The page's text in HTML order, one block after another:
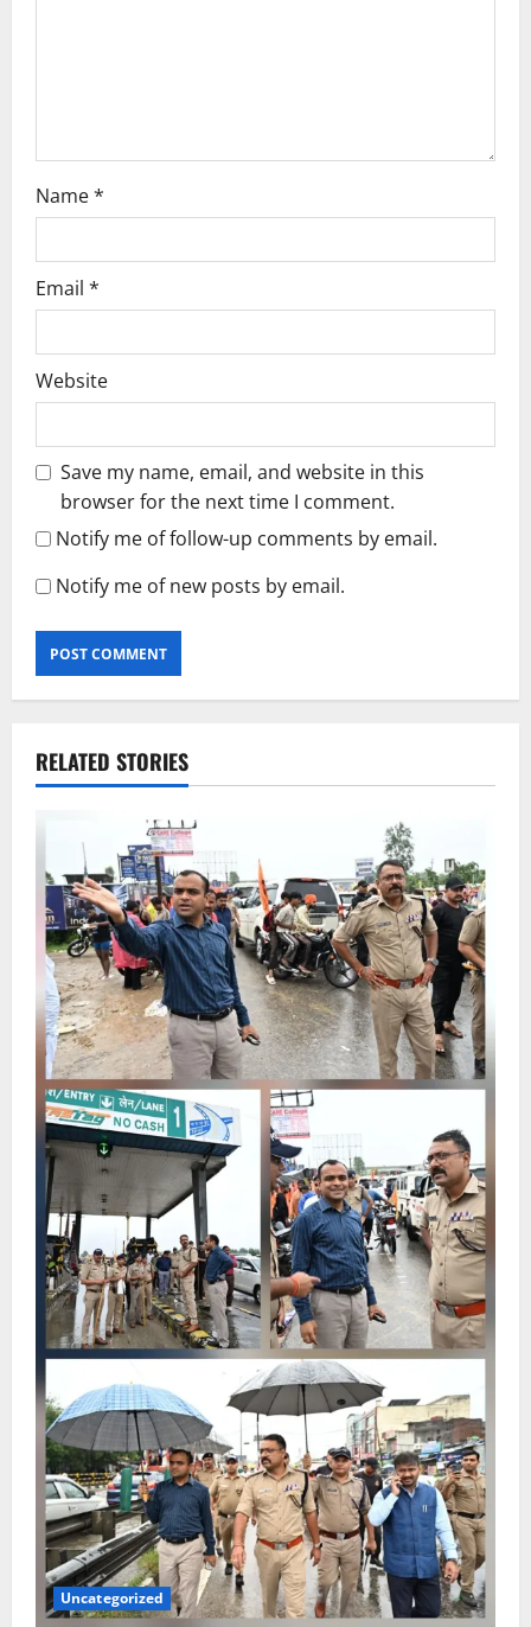
Name*
Email *
Website
Save my name, email, and website in this
browser for the next time I comment.
Notify me of follow-up comments by email.
Notify me of new posts by email.
RELATED STORIES
Uncategorized